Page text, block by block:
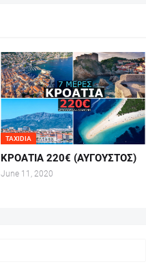
TAXIDIA
ΚΡΟΑΤΙΑ 220€ (ΑΥΓΟΥΣΤΟΣ)
June 11, 2020